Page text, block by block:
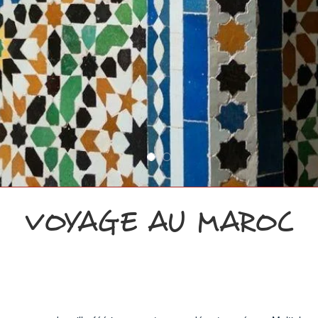
VOYAGE AU MAROC